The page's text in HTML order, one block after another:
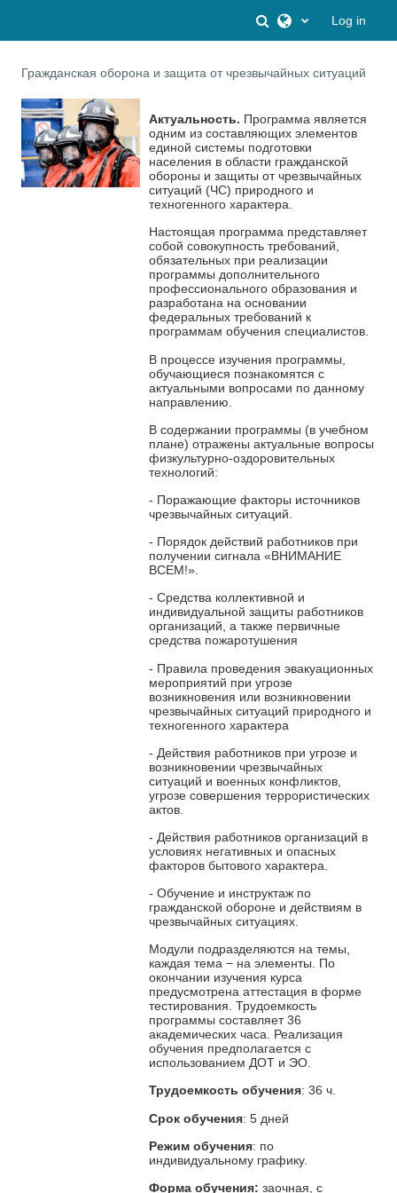
Toggle search
Log in
Гражданская оборона и защита от чрезвычайных ситуаций
Актуальность. Программа является
одним из составляющих элементов
единой системы подготовки
населения в области гражданской
обороны и защиты от чрезвычайных
ситуаций (ЧС) природного и
техногенного характера.
Настоящая программа представляет
собой совокупность требований,
обязательных при реализации
программы дополнительного
профессионального образования и
разработана на основании
федеральных требований к
программам обучения специалистов.
В процессе изучения программы,
обучающиеся познакомятся с
актуальными вопросами по данному
направлению.
В содержании программы (в учебном
плане) отражены актуальные вопросы
физкультурно-оздоровительных
технологий:
- Поражающие факторы источников
чрезвычайных ситуаций.
- Порядок действий работников при
получении сигнала «ВНИМАНИЕ
ВСЕМ!».
- Средства коллективной и
индивидуальной защиты работников
организаций, а также первичные
средства пожаротушения
- Правила проведения эвакуационных
мероприятий при угрозе
возникновения или возникновении
чрезвычайных ситуаций природного и
техногенного характера
- Действия работников при угрозе и
возникновении чрезвычайных
ситуаций и военных конфликтов,
угрозе совершения террористических
актов.
- Действия работников организаций в
условиях негативных и опасных
факторов бытового характера.
- Обучение и инструктаж по
гражданской обороне и действиям в
чрезвычайных ситуациях.
Модули подразделяются на темы,
каждая тема − на элементы. По
окончании изучения курса
предусмотрена аттестация в форме
тестирования. Трудоемкость
программы составляет 36
академических часа. Реализация
обучения предполагается с
использованием ДОТ и ЭО.
Трудоемкость обучения: 36 ч.
Срок обучения: 5 дней
Режим обучения: по
индивидуальному графику.
Форма обучения: заочная, с